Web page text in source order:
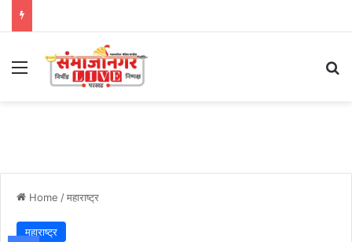
Menu
Home /महाराष्ट्र
महाराष्ट्र
Facebook